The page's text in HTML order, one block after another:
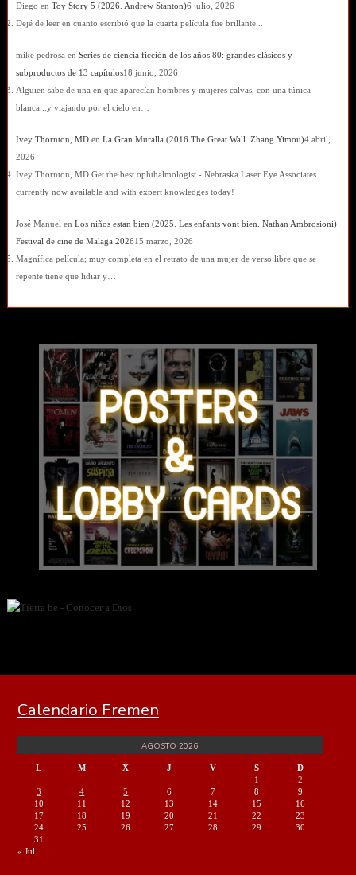
Diego en Toy Story 5 (2026. Andrew Stanton)6 julio, 2026
Dejé de leer en cuanto escribió que la cuarta película fue brillante...
mike pedrosa en Series de ciencia ficción de los años 80: grandes clásicos y
subproductos de 13 capítulos18 junio, 2026
Alguien sabe de una en que aparecían hombres y mujeres calvas, con una túnica
blanca...y viajando por el cielo en…
Ivey Thornton, MDen La Gran Muralla (2016 The Great Wall. Zhang Yimou)4 abril,
2026
Ivey Thornton, MD Get the best ophthalmologist - Nebraska Laser Eye Associates
currently now available and with expert knowledges today!
José Manuel en Los niños estan bien (2025. Les enfants vont bien. Nathan Ambrosioni)
Festival de cine de Malaga 202615 marzo, 2026
Magnífica película; muy completa en el retrato de una mujer de verso libre que se
repente tiene que lidiar y…
Calendario Fremen
AGOSTO 2026
L M X J V S
D
1
2
3
4 5 6 7 8
9
10
11 12 13 14 15
16
17
18 19 20 21 22
23
24
25 26 27 28 29
30
31
« Jul